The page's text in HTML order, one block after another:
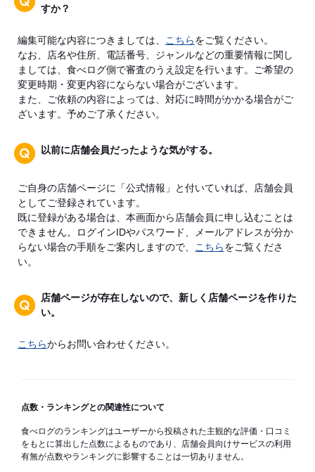
すか？
編集可能な内容につきましては、 こちらをご覧ください。
なお、店名や住所、電話番号、ジャンルなどの重要情報に関し
ましては、食べログ側で審査のうえ設定を行います。ご希望の
変更時期・変更内容にならない場合がございます。
また、ご依頼の内容によっては、対応に時間がかかる場合がご
ざいます。予めご了承ください。
以前に店舗会員だったような気がする。
ご自身の店舗ページに「公式情報」と付いていれば、店舗会員
としてご登録されています。
既に登録がある場合は、本画面から店舗会員に申し込むことは
できません。ログインIDやパスワード、メールアドレスが分か
らない場合の手順をご案内しますので、
こちらをご覧くださ
い。
店舗ページが存在しないので、新しく店舗ページを作りた
い。
こちらからお問い合わせください。
点数・ランキングとの関連性について
食べログのランキングはユーザーから投稿された主観的な評価・口コミ
をもとに算出した点数によるものであり、店舗会員向けサービスの利用
有無が点数やランキングに影響することは一切ありません。